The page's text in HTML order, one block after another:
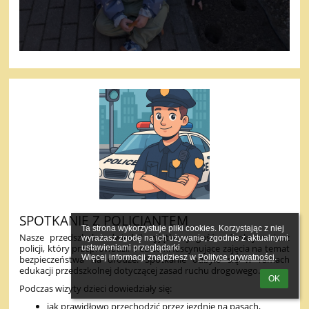
Ta strona wykorzystuje pliki cookies. Korzystając z niej
wyrażasz zgodę na ich używanie, zgodnie z aktualnymi
ustawieniami przeglądarki.
Więcej informacji znajdziesz w Polityce prywatności.
OK
SPOTKANIE Z POLICJANTEM
Nasze przedszkole odwiedził wyjątkowy gość – funkcjonariusz
policji, który przeprowadził z dziećmi fascynujące zajęcia na temat
bezpieczeństwa na drodze. Spotkanie odbyło się w ramach
edukacji przedszkolnej dotyczącej zasad ruchu drogowego.
Podczas wizyty dzieci dowiedziały się:
jak prawidłowo przechodzić przez jezdnię na pasach,